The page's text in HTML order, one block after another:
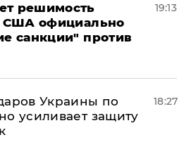
решимость
США официально
санкции" против
19:13
Украины по
усиливает защиту
18:27